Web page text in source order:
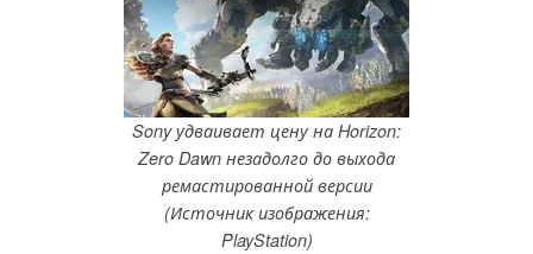
Sony удваивает цену на Horizon:
Zero Dawn незадолго до выхода
ремастированной версии
(Источник изображения:
PlayStation)